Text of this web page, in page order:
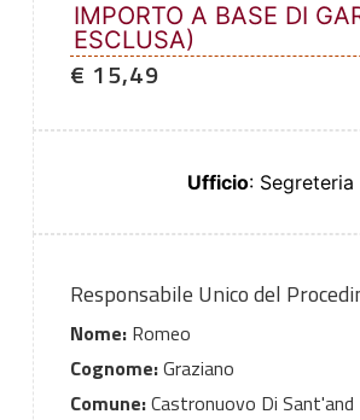
IMPORTO A BASE DI
ESCLUSA)
€ 15,49
Ufficio: Segreteria
Responsabile Unico del
Nome:Romeo
Cognome:Graziano
Comune:Castronuovo Di Sant'and